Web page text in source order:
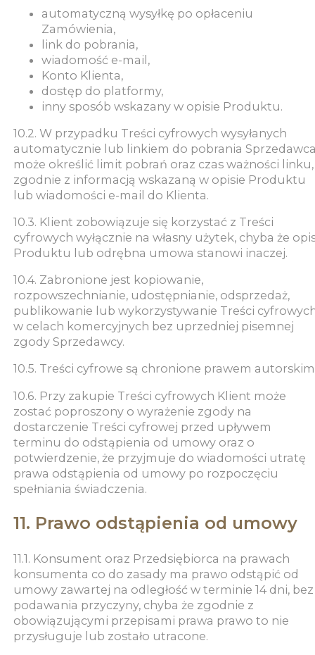
automatyczną wysyłkę po opłaceniu
Zamówienia,
link do pobrania,
wiadomość e-mail,
Konto Klienta,
dostęp do platformy,
inny sposób wskazany w opisie Produktu.
10.2. W przypadku Treści cyfrowych wysyłanych
automatycznie lub linkiem do pobrania
może określić limit pobrań oraz czas ważności linku,
zgodnie z informacją wskazaną w opisie Produktu
lub wiadomości e-mail do Klienta.
10.3. Klient zobowiązuje się korzystać z Treści
cyfrowych wyłącznie na własny użytek, chyba że
Produktu lub odrębna umowa stanowi inaczej.
10.4. Zabronione jest kopiowanie,
rozpowszechnianie, udostępnianie, odsprzedaż,
publikowanie lub wykorzystywanie Treści
w celach komercyjnych bez uprzedniej pisemnej
zgody Sprzedawcy.
10.5. Treści cyfrowe są chronione prawem
10.6. Przy zakupie Treści cyfrowych Klient może
zostać poproszony o wyrażenie zgody na
dostarczenie Treści cyfrowej przed upływem
terminu do odstąpienia od umowy oraz o
potwierdzenie, że przyjmuje do wiadomości utratę
prawa odstąpienia od umowy po rozpoczęciu
spełniania świadczenia.
11. Prawo odstąpienia od umowy
11.1. Konsument oraz Przedsiębiorca na prawach
konsumenta co do zasady ma prawo odstąpić od
umowy zawartej na odległość w terminie 14 dni, bez
podawania przyczyny, chyba że zgodnie z
obowiązującymi przepisami prawa prawo to nie
przysługuje lub zostało utracone.